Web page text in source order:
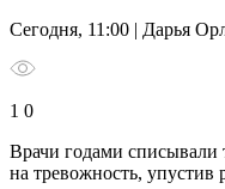
Сегодня, 11:00 | Дарья
1 0
Врачи годами
на тревожность, упустив